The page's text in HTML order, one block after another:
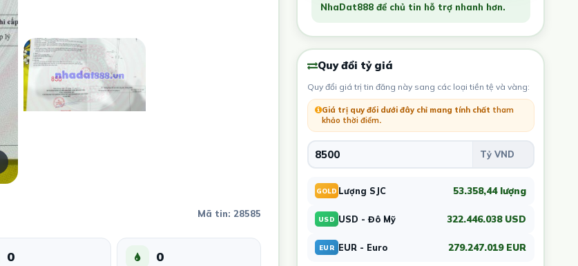
Mã tin: 28585
0 0
NhaDat888 để chủ tin hỗ trợ nhanh hơn.
Quy đổi tỷ giá
Quy đổi giá trị tin đăng này sang các loại tiền tệ và vàng:
Giá trị quy đổi dưới đây chỉ mang tính chất tham
khảo thời điểm.
GOLD Lượng SJC 53.358,44 lượng
USD USD - Đô Mỹ 322.446.038 USD
EUR EUR - Euro 279.247.019 EUR